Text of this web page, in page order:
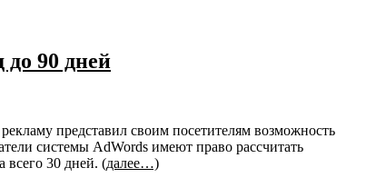
до 90 дней
представил своим посетителям возможность
системы AdWords имеют право рассчитать
всего 30 дней. (далее…)